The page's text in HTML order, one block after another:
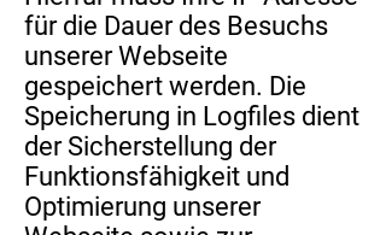
für die Dauer des Besuchs
unserer Webseite
gespeichert werden. Die
Speicherung in Logfiles dient
der Sicherstellung der
Funktionsfähigkeit und
Optimierung unserer